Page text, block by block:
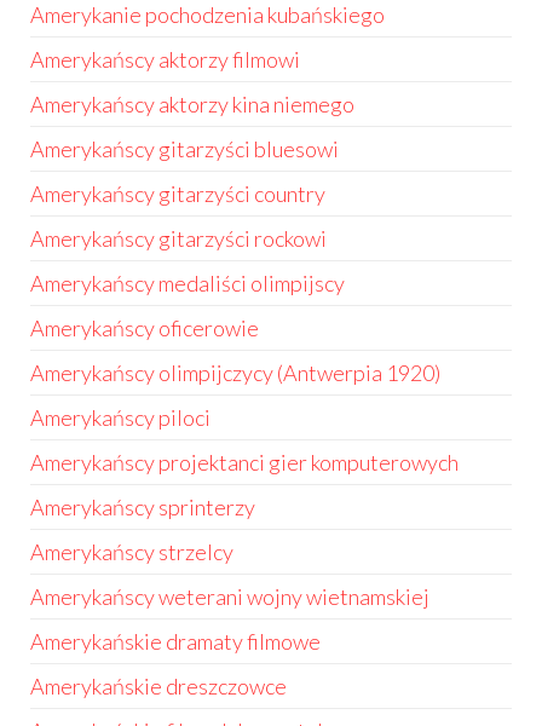
Amerykanie pochodzenia kubańskiego
Amerykańscy aktorzy filmowi
Amerykańscy aktorzy kina niemego
Amerykańscy gitarzyści bluesowi
Amerykańscy gitarzyści country
Amerykańscy gitarzyści rockowi
Amerykańscy medaliści olimpijscy
Amerykańscy oficerowie
Amerykańscy olimpijczycy (Antwerpia 1920)
Amerykańscy piloci
Amerykańscy projektanci gier komputerowych
Amerykańscy sprinterzy
Amerykańscy strzelcy
Amerykańscy weterani wojny wietnamskiej
Amerykańskie dramaty filmowe
Amerykańskie dreszczowce